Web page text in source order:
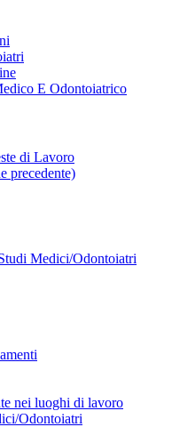
E Odontoiatrico
di Lavoro
precedente)
Medici/Odontoiatri
nei luoghi di lavoro
Odontoiatri